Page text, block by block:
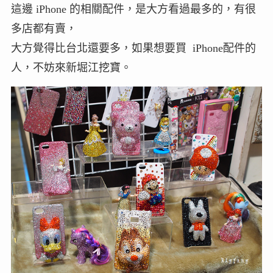
這邊 iPhone 的相關配件，是大方看過最多的，有很
多店都有賣，
大方覺得比台北還要多，如果想要買 iPhone配件的
人，不妨來新堀江挖寶。